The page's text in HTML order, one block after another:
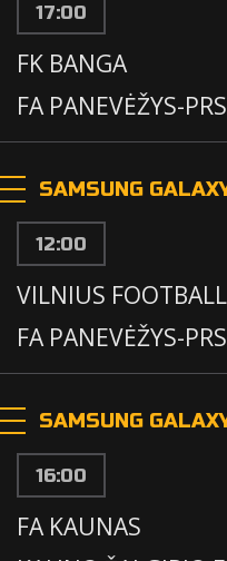
17:00
FK BANGA
FA PANEVĖŽYS-
SAMSUNG
12:00
VILNIUS
FA PANEVĖŽYS-
SAMSUNG
16:00
FA KAUNAS